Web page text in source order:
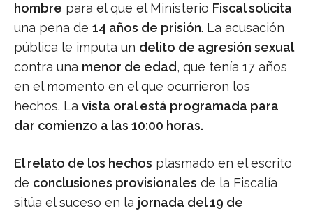
hombre para el que el Ministerio Fiscal solicita
una pena de 14 años de prisión. La acusación
pública le imputa un delito de agresión sexual
contra una menor de edad, que tenía 17 años
en el momento en el que ocurrieron los
hechos. La vista oral está programada para
dar comienzo a las 10:00 horas.
El relato de los hechos plasmado en el escrito
de conclusiones provisionales de la Fiscalía
sitúa el suceso en la jornada del 19 de